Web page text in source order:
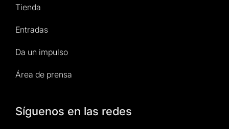
Tienda
Entradas
Da un impulso
Área de prensa
Síguenos en las redes